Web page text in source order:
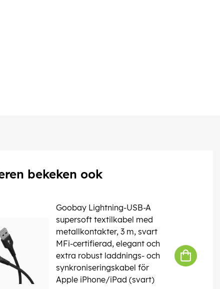
bekeken ook
Goobay Lightning-USB-A
supersoft textilkabel med
metallkontakter, 3 m, svart
MFi-certifierad, elegant och
extra robust laddnings- och
synkroniseringskabel för
Apple iPhone/iPad (svart)